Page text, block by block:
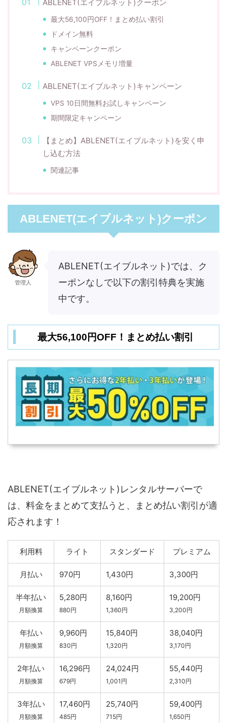
ABLENET(エイブルネット)クーポン
最大56,100円OFF！まとめ払い割引
ドメイン無料
キャンペーンクーポン
ABLENET VPSメモリ増量
ABLENET(エイブルネット)キャンペーン
VPS 10日間無料お試しキャンペーン
期間限定キャンペーン
【まとめ】ABLENET(エイブルネット)を安く申
し込む方法
関連記事
ABLENET(エイブルネット)クーポン
管理人
ABLENET(エイブルネット)では、ク
ーポンなしで以下の割引特典を実施
中です。
最大56,100円OFF！まとめ払い割引
ABLENET(エイブルネット)レンタルサーバーで
は、料金をまとめて支払うと、まとめ払い割引が適
応されます！
利用料 ライト スタンダード プレミアム
月払い 970円 1,430円 3,300円
半年払い
月額換算
5,280円
880円
8,160円
1,360円
19,200円
3,200円
年払い
月額換算
9,960円
830円
15,840円
1,320円
38,040円
3,170円
2年払い
月額換算
16,296円
679円
24,024円
1,001円
55,440円
2,310円
3年払い
月額換算
17,460円
485円
25,740円
715円
59,400円
1,650円